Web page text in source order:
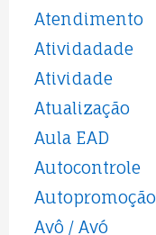
Atendimento
Atividadade
Atividade
Atualização
Aula EAD
Autocontrole
Autopromoção
Avô / Avó